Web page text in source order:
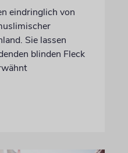
eindringlich von
Sie lassen
blinden Fleck